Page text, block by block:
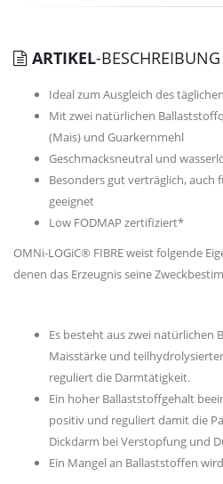
ARTIKEL-BESCHREIBUNG
Ideal zum Ausgleich des
Mit zwei natürlichen
(Mais) und Guarkernmehl
Geschmacksneutral und
Besonders gut verträglich, auch
geeignet
Low FODMAP zertifiziert*
OMNi-LOGiC® FIBRE weist folgende
denen das Erzeugnis seine
Es besteht aus zwei natürlichen
Maisstärke und
reguliert die Darmtätigkeit.
Ein hoher Ballaststoffgehalt
positiv und reguliert damit die
Dickdarm bei Verstopfung und
Ein Mangel an Ballaststoffen